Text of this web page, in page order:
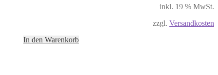
inkl. 19 % MwSt.
zzgl. Versandkosten
In den Warenkorb